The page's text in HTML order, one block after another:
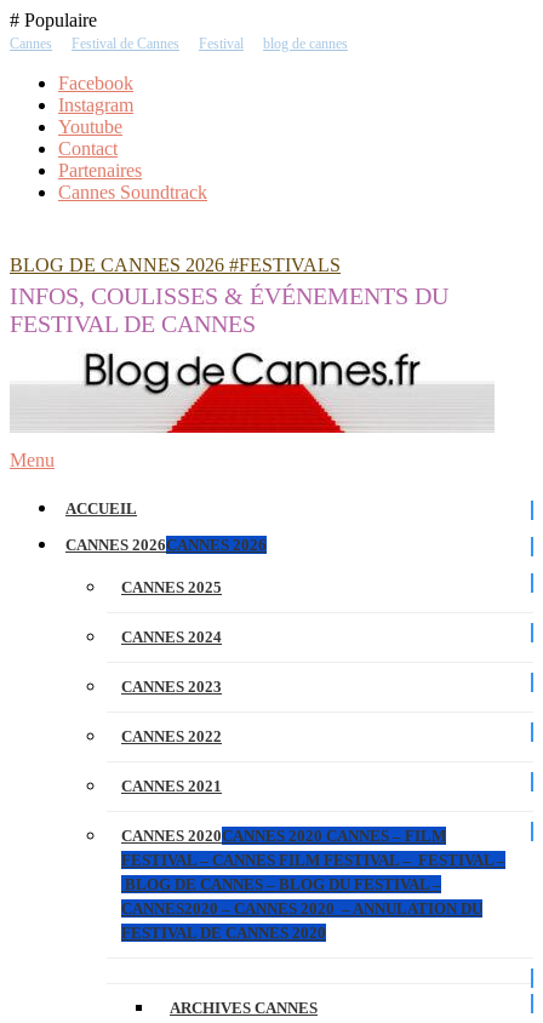
Skip
To
# Populaire
Cannes Festival de Cannes Festival blog de cannes
Facebook
Instagram
Youtube
Contact
Partenaires
Cannes Soundtrack
BLOG DE CANNES 2026 #FESTIVALS
INFOS, COULISSES & ÉVÉNEMENTS DU
FESTIVAL DE CANNES
Menu
ACCUEIL
CANNES 2026CANNES 2026
CANNES 2025
CANNES 2024
CANNES 2023
CANNES 2022
CANNES 2021
CANNES 2020CANNES 2020 CANNES – FILM
FESTIVAL – CANNES FILM FESTIVAL – FESTIVAL –
BLOG DE CANNES – BLOG DU FESTIVAL –
CANNES2020 – CANNES 2020 – ANNULATION DU
FESTIVAL DE CANNES 2020
ARCHIVES CANNES